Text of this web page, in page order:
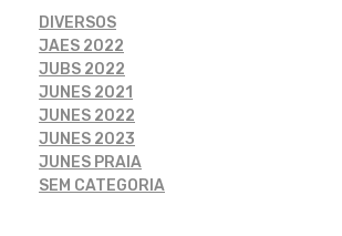
DIVERSOS
JAES 2022
JUBS 2022
JUNES 2021
JUNES 2022
JUNES 2023
JUNES PRAIA
SEM CATEGORIA